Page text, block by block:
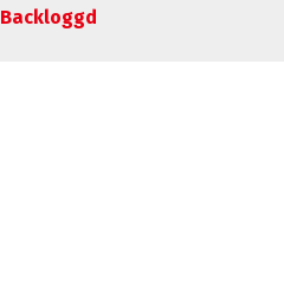
Backloggd